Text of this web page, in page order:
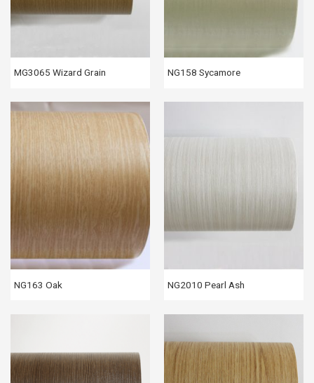
MG3065 Wizard Grain NG158 Sycamore
NG163 Oak NG2010 Pearl Ash